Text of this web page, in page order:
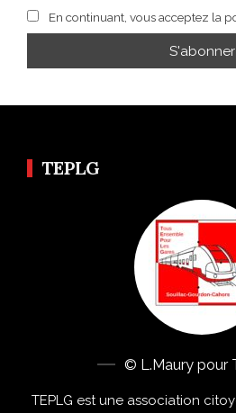
En continuant, vous acceptez la
TEPLG
© L.Maury pour
TEPLG est une association